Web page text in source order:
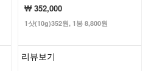
₩ 352,000
1샷(10g)352원, 1봉 8,800원
리뷰보기